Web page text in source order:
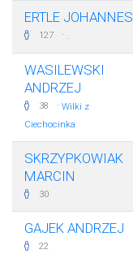
ERTLE JOHANNES
127 · .
WASILEWSKI
ANDRZEJ
38 · Wilki z
Ciechocinka
SKRZYPKOWIAK
MARCIN
30
GAJEK ANDRZEJ
22